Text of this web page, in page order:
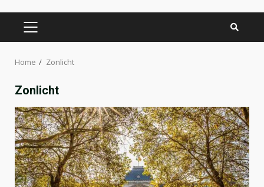
PRIMARY
Home Zonlicht
Zonlicht